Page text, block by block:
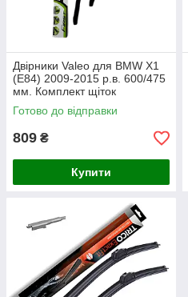
Двірники Valeo для BMW X1
(E84) 2009-2015 р.в. 600/475
мм. Комплект щіток
склоочисника безкаркасних 2
шт.
Готово до відправки
809 ₴
Купити